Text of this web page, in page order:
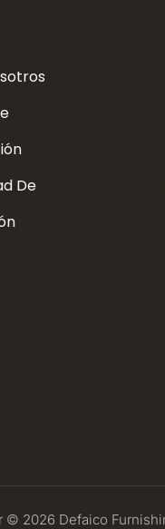
De
© 2026 Defaico